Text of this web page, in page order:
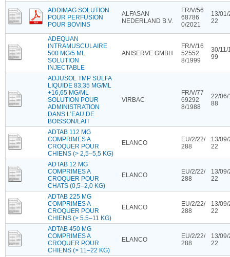
ADDIMAG SOLUTION
POUR PERFUSION
POUR BOVINS
ALFASAN
NEDERLAND B.V.
FR/V/56
68786
0/2021
13/01/
22
ADEQUAN
INTRAMUSCULAIRE
500 MG/5 ML
SOLUTION
INJECTABLE
ANISERVE GMBH
FR/V/16
52552
8/1999
30/11/
99
ADJUSOL TMP SULFA
LIQUIDE 83,35 MG/ML
+16,65 MG/ML
SOLUTION POUR
ADMINISTRATION
DANS L’EAU DE
BOISSON/LAIT
VIRBAC
FR/V/77
69292
8/1988
22/06/
88
ADTAB 112 MG
COMPRIMES A
CROQUER POUR
CHIENS (> 2,5–5,5 KG)
ELANCO
EU/2/22/
288
13/09/
22
ADTAB 12 MG
COMPRIMES A
CROQUER POUR
CHATS (0,5–2,0 KG)
ELANCO
EU/2/22/
288
13/09/
22
ADTAB 225 MG
COMPRIMES A
CROQUER POUR
CHIENS (> 5.5–11 KG)
ELANCO
EU/2/22/
288
13/09/
22
ADTAB 450 MG
COMPRIMES A
CROQUER POUR
CHIENS (> 11–22 KG)
ELANCO
EU/2/22/
288
13/09/
22